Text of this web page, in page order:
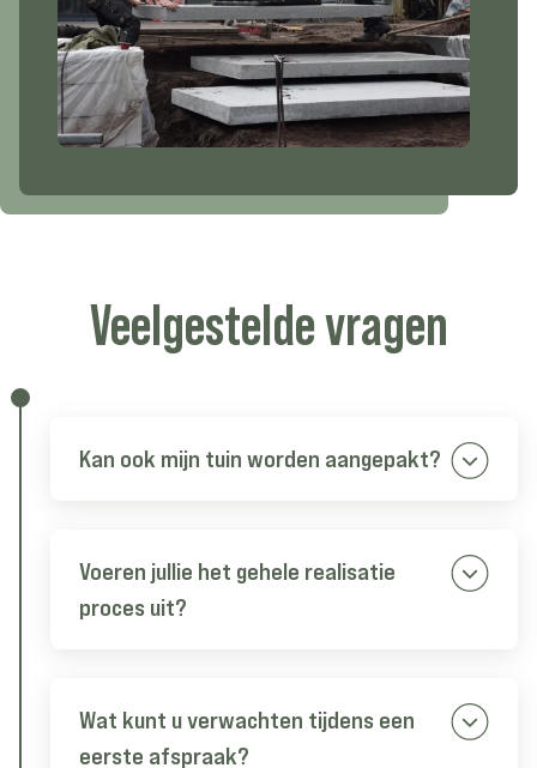
Veelgesteldevragen
Kan ook mijn tuin worden aangepakt?
contact met ons op.
Voeren jullie het gehele realisatie
proces uit?
met andere partijen om het gewenste
resultaat te bereiken!
Wat kunt u verwachten tijdens een
eerste afspraak?